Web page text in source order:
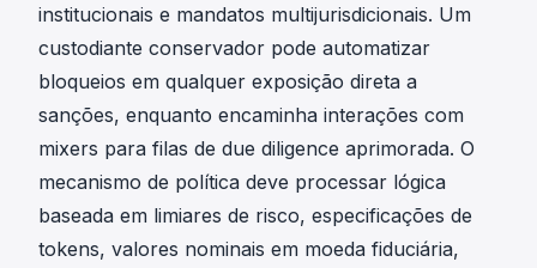
institucionais e mandatos multijurisdicionais. Um
custodiante conservador pode automatizar
bloqueios em qualquer exposição direta a
sanções, enquanto encaminha interações com
mixers para filas de due diligence aprimorada. O
mecanismo de política deve processar lógica
baseada em limiares de risco, especificações de
tokens, valores nominais em moeda fiduciária,